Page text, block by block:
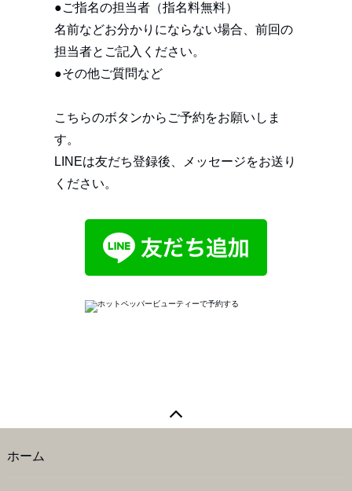
●ご指名の担当者（指名料無料）
名前などお分かりにならない場合、前回の
担当者とご記入ください。
●その他ご質問など
こちらのボタンからご予約をお願いしま
す。
LINEは友だち登録後、メッセージをお送り
ください。
ホーム